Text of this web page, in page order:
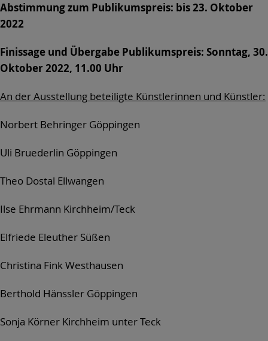
Abstimmung zum Publikumspreis: bis 23. Oktober
2022
Finissage und Übergabe Publikumspreis: Sonntag, 30.
Oktober 2022, 11.00 Uhr
An der Ausstellung beteiligte Künstlerinnen und Künstler:
Norbert Behringer Göppingen
Uli Bruederlin Göppingen
Theo Dostal Ellwangen
Ilse Ehrmann Kirchheim/Teck
Elfriede Eleuther Süßen
Christina Fink Westhausen
Berthold Hänssler Göppingen
Sonja Körner Kirchheim unter Teck